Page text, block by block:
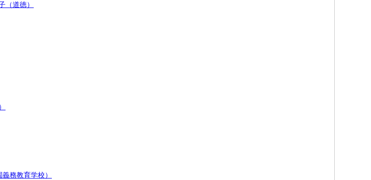
道徳）
務教育学校）